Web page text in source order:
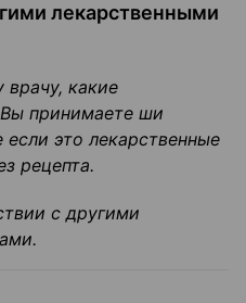
лекарственными
врачу, какие
принимаете ши
если это лекарственные
рецепта.
с другими